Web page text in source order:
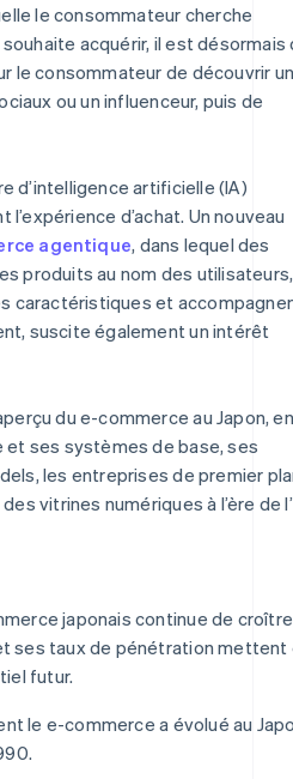
le consommateur cherche
souhaite acquérir, il est désormais
le consommateur de découvrir un
ou un influenceur, puis de
d’intelligence artificielle (IA)
d’achat. Un nouveau
agentique, dans lequel des
produits au nom des utilisateurs,
caractéristiques et
suscite également un intérêt
du e-commerce au Japon, en
ses systèmes de base, ses
les entreprises de premier
vitrines numériques à l’ère de
japonais continue de
ses taux de pénétration mettent
futur.
le e-commerce a évolué au